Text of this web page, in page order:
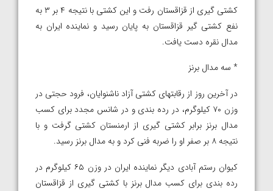
کشتی گیری از قزاقستان رفت و این کشتی با نتیجه ۴ بر ۳ به
نفع کشتی گیر قزاقستان به پایان رسید و نماینده ایران به
مدال نقره دست یافت.
* سه مدال برنز
در آخرین روز از رقابتهای کشتی آزاد ناشنوایان، فرود حجتی در
وزن ۷۰ کیلوگرم، در رده بندی و در شانس مجدد برای کسب
مدال برنز برابر کشتی گیری از ارمنستان کشتی گرفت و با
نتیجه ۸ بر صفر او را ضربه فنی کرد و به مدال برنز رسید.
کیوان رستم آبادی دیگر نماینده ایران در وزن ۶۵ کیلوگرم در
رده بندی برای کسب مدال برنز با کشتی گیری از قزاقستان